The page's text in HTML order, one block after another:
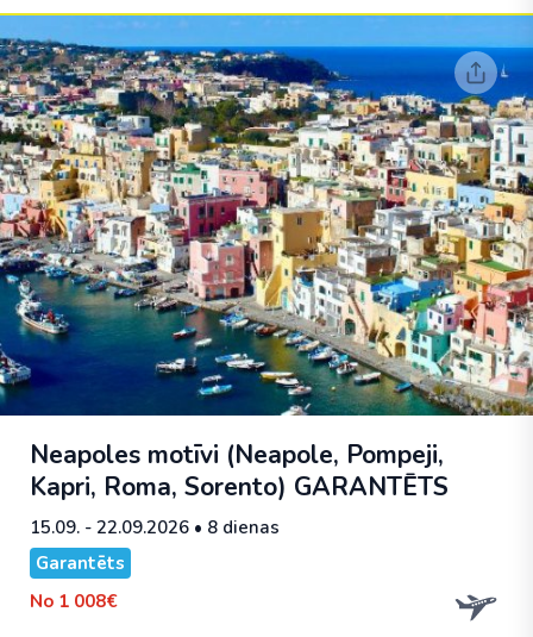
Neapoles motīvi (Neapole, Pompeji,
Kapri, Roma, Sorento) GARANTĒTS
15.09. - 22.09.2026 • 8 dienas
Garantēts
No 1 008€